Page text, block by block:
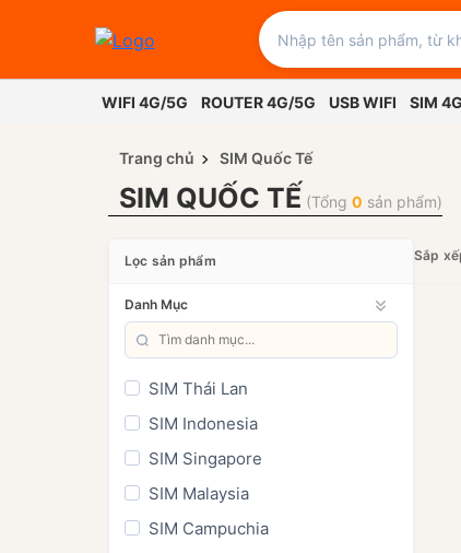
WIFI 4G/5G ROUTER 4G/5G USB WIFI SIM
Trang chủ SIM Quốc Tế
SIM QUỐC TẾ (Tổng 0 sản phẩm)
Lọc sản phẩm
Danh Mục
SIM Thái Lan
SIM Indonesia
SIM Singapore
SIM Malaysia
SIM Campuchia
Sắp